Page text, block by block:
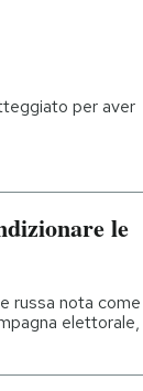
per aver
le
russa nota come
elettorale,